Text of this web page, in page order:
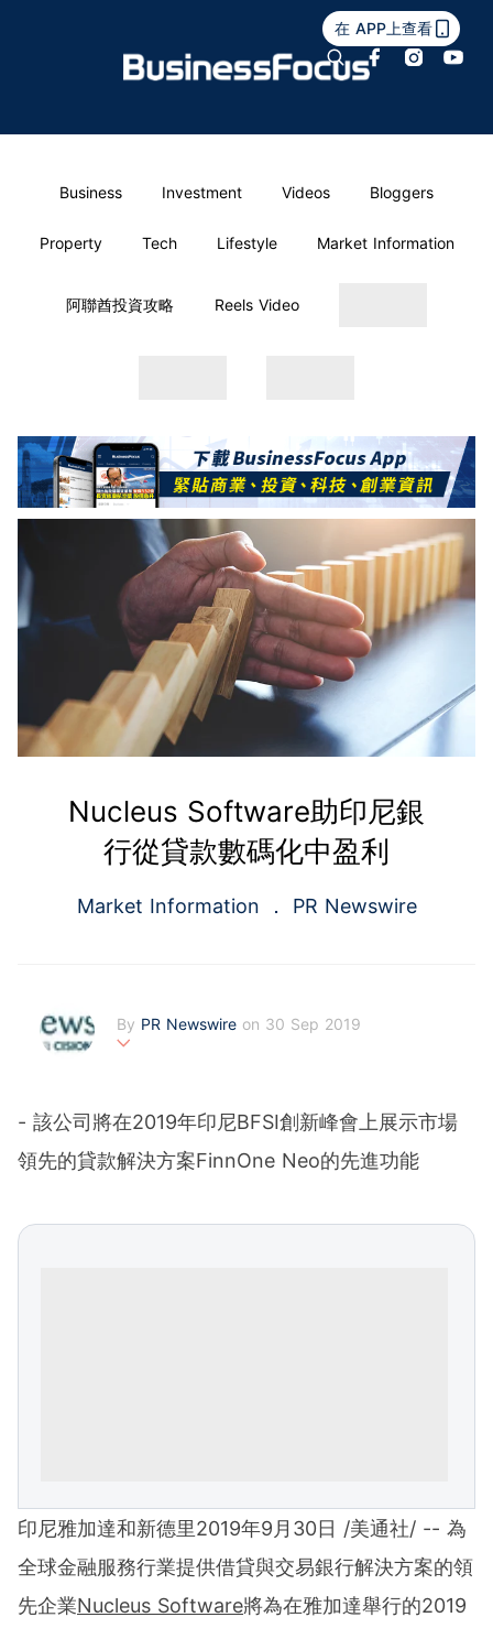
在 APP上查看
Business Investment Videos Bloggers
Property Tech Lifestyle Market Information
阿聯酋投資攻略 Reels Video
Nucleus Software助印尼銀
行從貸款數碼化中盈利
Market Information PR Newswire
By PR Newswire on 30 Sep 2019
s and news distribution services that marketers, corpora
te communicators and investor relations professionals le
verage to engage key audiences. Having pioneered the
commercial news distribution industry since 1954, PR N
ntent across traditional, digital, mobile and social chann
- 該公司將在2019年印尼BFSI創新峰會上展示市場
領先的貸款解決方案FinnOne Neo的先進功能
印尼雅加達和新德里2019年9月30日 /美通社/ -- 為
全球金融服務行業提供借貸與交易銀行解決方案的領
先企業Nucleus Software將為在雅加達舉行的2019